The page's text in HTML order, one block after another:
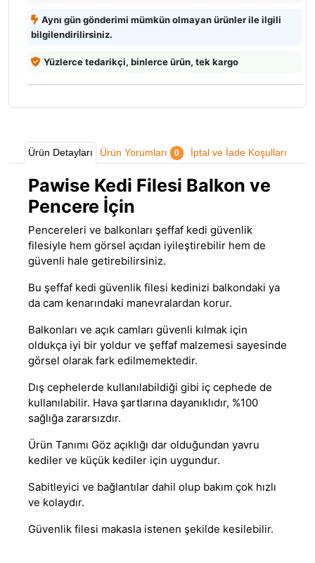
Aynı gün gönderimi mümkün olmayan ürünler ile ilgili
bilgilendirilirsiniz.
Yüzlerce tedarikçi, binlerce ürün, tek kargo
Ürün Detayları Ürün Yorumları 0 İptal ve İade Koşulları
Pawise Kedi Filesi Balkon ve
Pencere İçin
Pencereleri ve balkonları şeffaf kedi güvenlik
filesiyle hem görsel açıdan iyileştirebilir hem de
güvenli hale getirebilirsiniz.
Bu şeffaf kedi güvenlik filesi kedinizi balkondaki ya
da cam kenarındaki manevralardan korur.
Balkonları ve açık camları güvenli kılmak için
oldukça iyi bir yoldur ve şeffaf malzemesi sayesinde
görsel olarak fark edilmemektedir.
Dış cephelerde kullanılabildiği gibi iç cephede de
kullanılabilir. Hava şartlarına dayanıklıdır, %100
sağlığa zararsızdır.
Ürün Tanımı Göz açıklığı dar olduğundan yavru
kediler ve küçük kediler için uygundur.
Sabitleyici ve bağlantılar dahil olup bakım çok hızlı
ve kolaydır.
Güvenlik filesi makasla istenen şekilde kesilebilir.